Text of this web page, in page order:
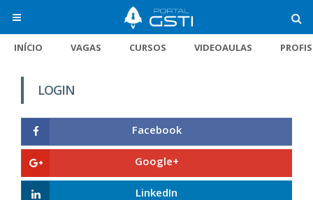
INÍCIO VAGAS CURSOS VIDEOAULAS
LOGIN
Facebook
Google+
LinkedIn